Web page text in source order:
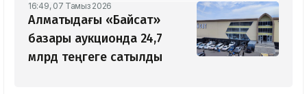
16:49, 07 Тамыз 2026
Алматыдағы «Байсат»
базары аукционда 24,7
млрд теңгеге сатылды